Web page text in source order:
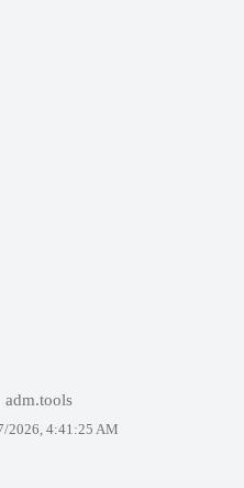
adm.tools
2026, 4:41:25 AM